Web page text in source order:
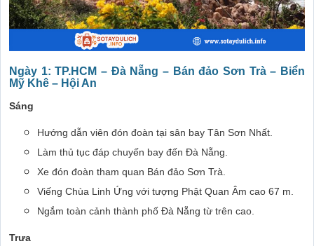
Ngày 1: TP.HCM – Đà Nẵng – Bán đảo Sơn Trà – Biển
Mỹ Khê – Hội An
Sáng
Hướng dẫn viên đón đoàn tại sân bay Tân Sơn Nhất.
Làm thủ tục đáp chuyến bay đến Đà Nẵng.
Xe đón đoàn tham quan Bán đảo Sơn Trà.
Viếng Chùa Linh Ứng với tượng Phật Quan Âm cao 67 m.
Ngắm toàn cảnh thành phố Đà Nẵng từ trên cao.
Trưa